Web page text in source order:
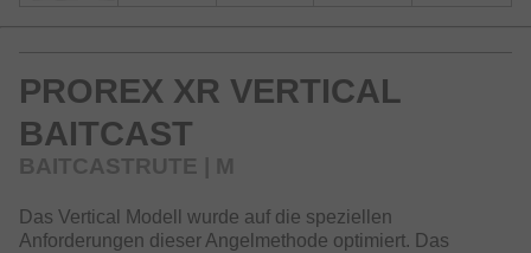
PROREX XR VERTICAL
BAITCAST
BAITCASTRUTE | M
Das Vertical Modell wurde auf die speziellen
Anforderungen dieser Angelmethode optimiert. Das